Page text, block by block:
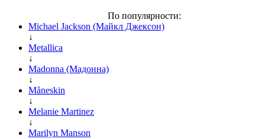
По популярности:
Michael Jackson (Майкл Джексон)
↓
Metallica
↓
Madonna (Мадонна)
↓
Måneskin
↓
Melanie Martinez
↓
Marilyn Manson